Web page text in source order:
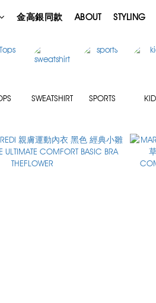
金高銀同款 ABOUT STYLING
SWEATSHIRT SPORTS